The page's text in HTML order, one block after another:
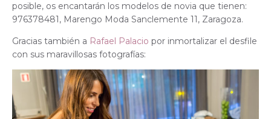
posible, os encantarán los modelos de novia que tienen:
976378481, Marengo Moda Sanclemente 11, Zaragoza.
Gracias también a Rafael Palacio por inmortalizar el desfile
con sus maravillosas fotografías: